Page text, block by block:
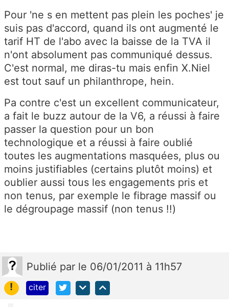
Pour 'ne s en mettent pas plein les poches' je
suis pas d'accord, quand ils ont augmenté le
tarif HT de l'abo avec la baisse de la TVA il
n'ont absolument pas communiqué dessus.
C'est normal, me diras-tu mais enfin X.Niel
est tout sauf un philanthrope, hein.
Pa contre c'est un excellent communicateur,
a fait le buzz autour de la V6, a réussi à faire
passer la question pour un bon
technologique et a réussi à faire oublié
toutes les augmentations masquées, plus ou
moins justifiables (certains plutôt moins) et
oublier aussi tous les engagements pris et
non tenus, par exemple le fibrage massif ou
le dégroupage massif (non tenus !!)
Publié par le 06/01/2011 à 11h57
!
citer